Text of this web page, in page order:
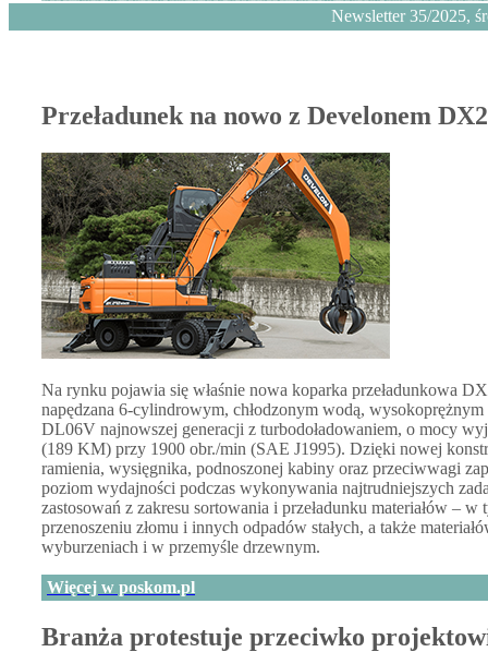
Newsletter 35/2025,
Przeładunek na nowo z Develonem
Na rynku pojawia się właśnie nowa koparka przeładunkowa
napędzana 6-cylindrowym, chłodzonym wodą,
DL06V najnowszej generacji z turbodoładowaniem, o mocy
(189 KM) przy 1900 obr./min (SAE J1995). Dzięki nowej
ramienia, wysięgnika, podnoszonej kabiny oraz przeciwwagi
poziom wydajności podczas wykonywania najtrudniejszych
zastosowań z zakresu sortowania i przeładunku materiałów – w
przenoszeniu złomu i innych odpadów stałych, a także
wyburzeniach i w przemyśle drzewnym.
Więcej w poskom.pl
Branża protestuje przeciwko